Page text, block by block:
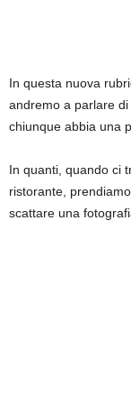
In questa nuova
andremo a parlare
chiunque abbia una
In quanti, quando ci
ristorante,
scattare una